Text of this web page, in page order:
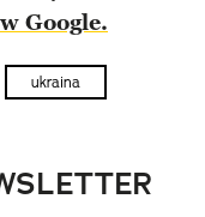
Google.
ukraina